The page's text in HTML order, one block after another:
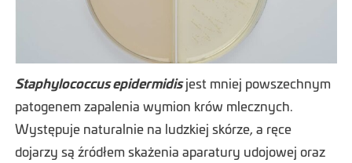
Staphylococcus epidermidisjest mniej powszechnym
patogenem zapalenia wymion krów mlecznych.
Występuje naturalnie na ludzkiej skórze, a ręce
dojarzy są źródłem skażenia aparatury udojowej oraz